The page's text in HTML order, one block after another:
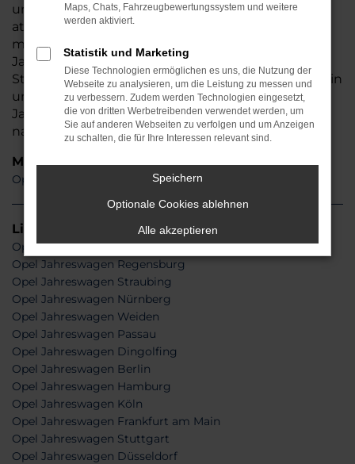
und wählen Sie Ihr Wunschauto aus unserem
attraktiven Angebot an unterschiedlich
motorisierten und lackierten [MARKE}
Jahreswagen. Ihr Fahrzeug steht an unserem
Standort für Sie zur Abholung bereit. Steigen Sie ein
und fahren Sie los. Oder Sie lassen sich Ihren Opel
Jahreswagen von unserem Lieferservice bequem
nach Hause liefern – ganz wie Sie möchten.
Modelle
Opel Corsa Jahreswagen
Lieferservice
Opel Jahreswagen München
Opel Jahreswagen Regensburg
Opel Jahreswagen Straubing
Opel Jahreswagen Nürnberg
Opel Jahreswagen Weiden
Opel Jahreswagen Passau
Opel Jahreswagen Dingolfing
Opel Jahreswagen Berlin
Opel Jahreswagen Hamburg
Opel Jahreswagen Köln
Opel Jahreswagen Frankfurt am Main
Opel Jahreswagen Stuttgart
Opel Jahreswagen Düsseldorf
Maps, Chats, Fahrzeugbewertungssystem und weitere
werden aktiviert.
Statistik und Marketing
Diese Technologien ermöglichen es uns, die Nutzung der
Webseite zu analysieren, um die Leistung zu messen und
zu verbessern. Zudem werden Technologien eingesetzt,
die von dritten Werbetreibenden verwendet werden, um
Sie auf anderen Webseiten zu verfolgen und um Anzeigen
zu schalten, die für Ihre Interessen relevant sind.
Speichern
Optionale Cookies ablehnen
Alle akzeptieren